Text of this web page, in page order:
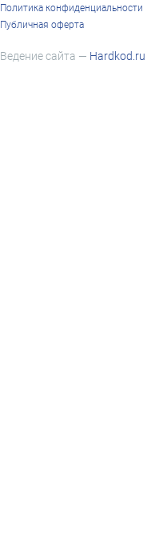
Политика конфиденциальности
Публичная оферта
Ведение сайта — Hardkod.ru